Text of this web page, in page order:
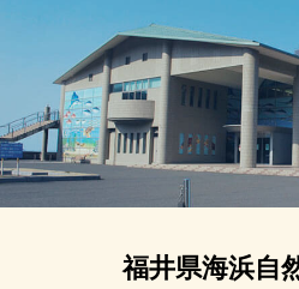
福井県海浜自